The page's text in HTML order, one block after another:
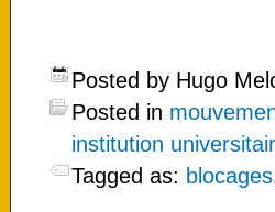
Posted by Hugo
Posted in
institution
Tagged as: blocages